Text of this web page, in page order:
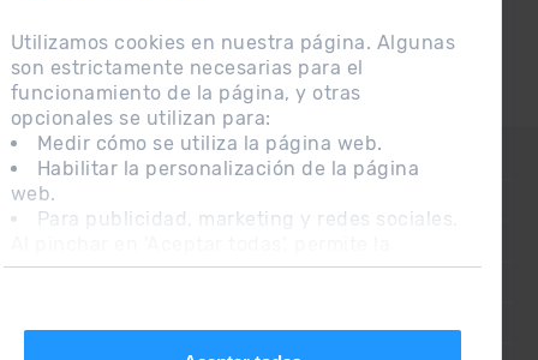
Utilizamos cookies en nuestra página. Algunas
son estrictamente necesarias para el
funcionamiento de la página, y otras
opcionales se utilizan para:
Medir cómo se utiliza la página web.
Habilitar la personalización de la página
web.
Para publicidad, marketing y redes sociales.
instalación de las cookies. Si prefieres
CONTACTO
PREGUNTAS FRECUENTES